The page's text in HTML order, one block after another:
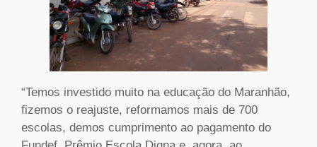
“Temos investido muito na educação do Maranhão,
fizemos o reajuste, reformamos mais de 700
escolas, demos cumprimento ao pagamento do